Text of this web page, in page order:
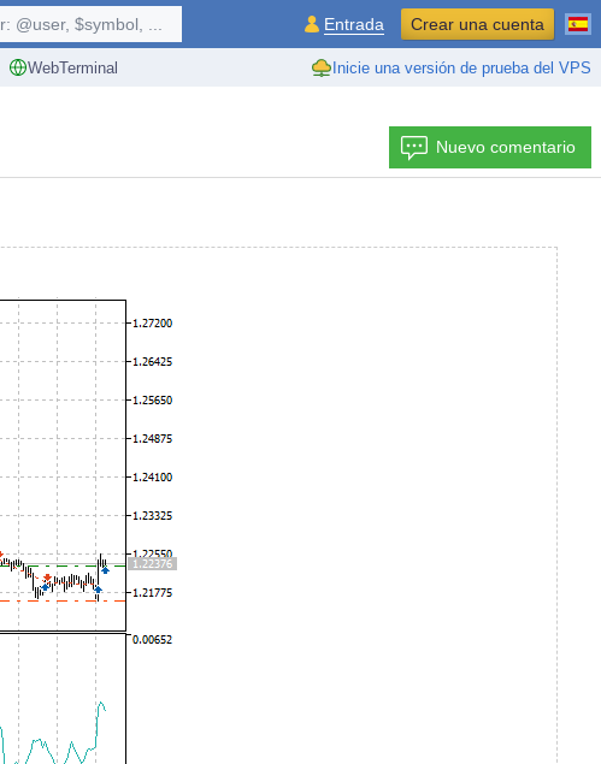
WebTerminal Inicie una versión de prueba del VPS
@user, $symbol, ... Entrada Crear una cuenta
Nuevo comentario